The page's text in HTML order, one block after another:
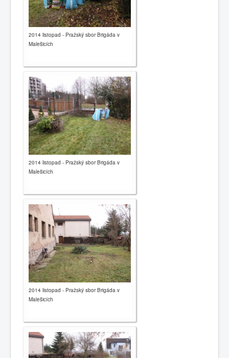
2014 listopad - Pražský sbor Brigáda v
Malešicích
2014 listopad - Pražský sbor Brigáda v
Malešicích
2014 listopad - Pražský sbor Brigáda v
Malešicích